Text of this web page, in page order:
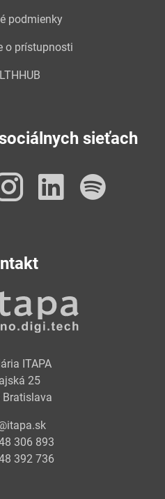
podmienky
o prístupnosti
sieťach
Instagram
ITAPA
25
Bratislava
306 893
392 736